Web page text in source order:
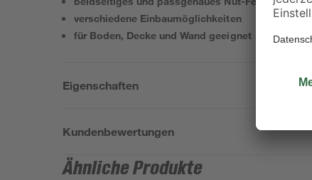
verschiedene Einbaumöglichkeiten
für Boden, Decke und Wand geeignet
Eigenschaften
Kundenbewertungen
Ähnliche Produkte